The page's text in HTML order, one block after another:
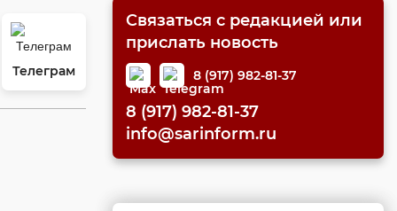
Телеграм
Связаться с редакцией или
прислать новость
8 (917) 982-81-37
8 (917) 982-81-37
info@sarinform.ru